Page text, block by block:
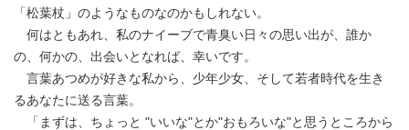
「松葉杖」のようなものなのかもしれない。
何はともあれ、私のナイーブで青臭い日々の思い出が、誰か
の、何かの、出会いとなれば、幸いです。
言葉あつめが好きな私から、少年少女、そして若者時代を生き
るあなたに送る言葉。
「まずは、ちょっと "いいな"とか"おもろいな"と思うところから